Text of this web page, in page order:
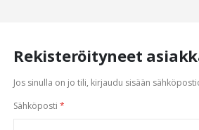
Rekisteröityneet
Jos sinulla on jo tili, kirjaudu sisään
Sähköposti